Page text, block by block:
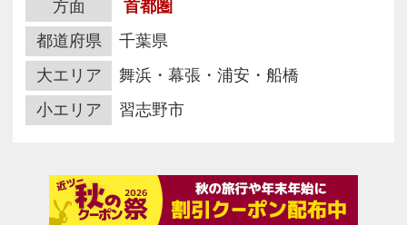
方面
首都圏
都道府県
千葉県
大エリア
舞浜・幕張・浦安・船橋
小エリア
習志野市